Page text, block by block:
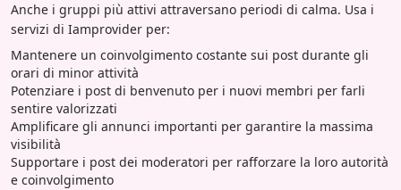
Anche i gruppi più attivi attraversano periodi di calma. Usa i
servizi di Iamprovider per:
Mantenere un coinvolgimento costante sui post durante gli
orari di minor attività
Potenziare i post di benvenuto per i nuovi membri per farli
sentire valorizzati
Amplificare gli annunci importanti per garantire la massima
visibilità
Supportare i post dei moderatori per rafforzare la loro autorità
e coinvolgimento